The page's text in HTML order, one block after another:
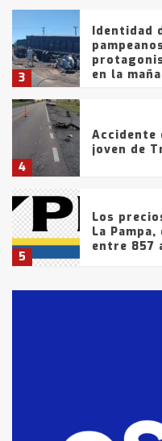
3
Identidad
en la
4
Accidente
joven de
5
Los
La
entre 857
fueron